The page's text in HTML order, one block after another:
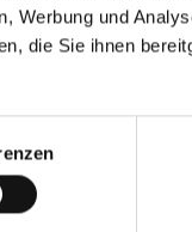
Werbung und
die Sie ihnen